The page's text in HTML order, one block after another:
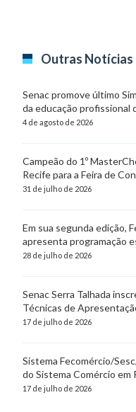
Outras Notícias
Senac promove último
da educação profissional
4 de agosto de 2026
Campeão do 1º
Recife para a Feira de
31 de julho de 2026
Em sua segunda edição,
apresenta programação
28 de julho de 2026
Senac Serra Talhada
Técnicas de
17 de julho de 2026
Sistema Fecomércio/
do Sistema Comércio em
17 de julho de 2026